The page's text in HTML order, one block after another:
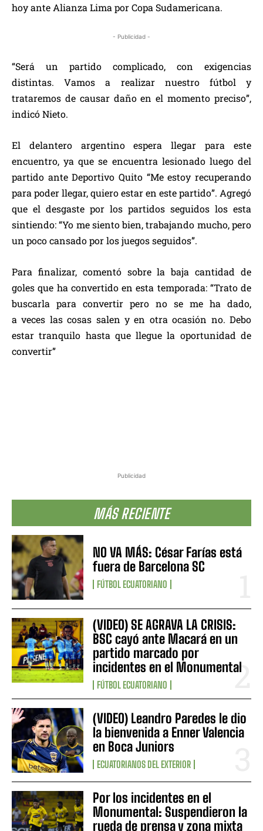
Publicidad
MÁS RECIENTE
NO VA MÁS: César Farías está
fuera de Barcelona SC
FÚTBOL ECUATORIANO
(VIDEO) SE AGRAVA LA CRISIS:
BSC cayó ante Macará en un
partido marcado por
incidentes en el Monumental
FÚTBOL ECUATORIANO
(VIDEO) Leandro Paredes le dio
la bienvenida a Enner Valencia
en Boca Juniors
ECUATORIANOS DEL EXTERIOR
Por los incidentes en el
Monumental: Suspendieron la
rueda de prensa y zona mixta
hoy ante Alianza Lima por Copa Sudamericana.
- Publicidad -
“Será un partido complicado, con exigencias
distintas. Vamos a realizar nuestro fútbol y
trataremos de causar daño en el momento preciso”,
indicó Nieto.
El delantero argentino espera llegar para este
encuentro, ya que se encuentra lesionado luego del
partido ante Deportivo Quito “Me estoy recuperando
para poder llegar, quiero estar en este partido”. Agregó
que el desgaste por los partidos seguidos los esta
sintiendo: “Yo me siento bien, trabajando mucho, pero
un poco cansado por los juegos seguidos”.
Para finalizar, comentó sobre la baja cantidad de
goles que ha convertido en esta temporada: “Trato de
buscarla para convertir pero no se me ha dado,
a veces las cosas salen y en otra ocasión no. Debo
estar tranquilo hasta que llegue la oportunidad de
convertir”